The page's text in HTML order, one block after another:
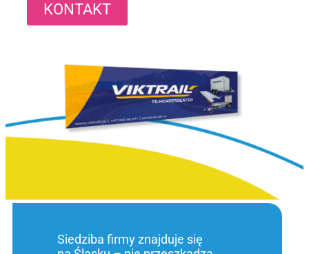
KONTAKT
Siedziba firmy znajduje się